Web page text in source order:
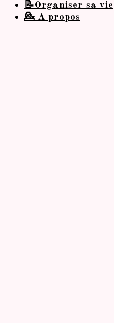
📝Organiser sa vie
💁 A propos